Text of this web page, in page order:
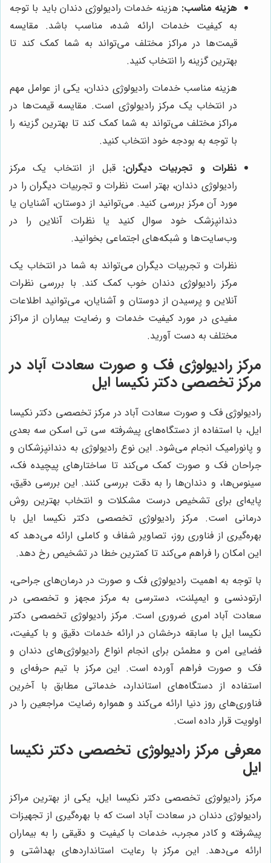
هزینه مناسب: هزینه خدمات رادیولوژی دندان باید با توجه
به کیفیت خدمات ارائه شده، مناسب باشد. مقایسه
قیمت‌ها در مراکز مختلف می‌تواند به شما کمک کند تا
بهترین گزینه را انتخاب کنید.
هزینه مناسب خدمات رادیولوژی دندان، یکی از عوامل مهم
در انتخاب یک مرکز رادیولوژی است. مقایسه قیمت‌ها در
مراکز مختلف می‌تواند به شما کمک کند تا بهترین گزینه را
با توجه به بودجه خود انتخاب کنید.
نظرات و تجربیات دیگران: قبل از انتخاب یک مرکز
رادیولوژی دندان، بهتر است نظرات و تجربیات دیگران را در
مورد آن مرکز بررسی کنید. می‌توانید از دوستان، آشنایان یا
دندانپزشک خود سوال کنید یا نظرات آنلاین را در
وب‌سایت‌ها و شبکه‌های اجتماعی بخوانید.
نظرات و تجربیات دیگران می‌تواند به شما در انتخاب یک
مرکز رادیولوژی دندان خوب کمک کند. با بررسی نظرات
آنلاین و پرسیدن از دوستان و آشنایان، می‌توانید اطلاعات
مفیدی در مورد کیفیت خدمات و رضایت بیماران از مراکز
مختلف به دست آورید.
مرکز رادیولوژی فک و صورت سعادت آباد در
مرکز تخصصی دکتر نکیسا ایل
رادیولوژی فک و صورت سعادت آباد در مرکز تخصصی دکتر نکیسا
ایل، با استفاده از دستگاه‌های پیشرفته سی تی اسکن سه بعدی
و پانورامیک انجام می‌شود. این نوع رادیولوژی به دندانپزشکان و
جراحان فک و صورت کمک می‌کند تا ساختارهای پیچیده فک،
سینوس‌ها، و دندان‌ها را به دقت بررسی کنند. این بررسی دقیق،
پایه‌ای برای تشخیص درست مشکلات و انتخاب بهترین روش
درمانی است. مرکز رادیولوژی تخصصی دکتر نکیسا ایل با
بهره‌گیری از فناوری روز، تصاویر شفاف و کاملی ارائه می‌دهد که
این امکان را فراهم می‌کند تا کمترین خطا در تشخیص رخ دهد.
با توجه به اهمیت رادیولوژی فک و صورت در درمان‌های جراحی،
ارتودنسی و ایمپلنت، دسترسی به مرکز مجهز و تخصصی در
سعادت آباد امری ضروری است. مرکز رادیولوژی تخصصی دکتر
نکیسا ایل با سابقه درخشان در ارائه خدمات دقیق و با کیفیت،
فضایی امن و مطمئن برای انجام انواع رادیولوژی‌های دندان و
فک و صورت فراهم آورده است. این مرکز با تیم حرفه‌ای و
استفاده از دستگاه‌های استاندارد، خدماتی مطابق با آخرین
فناوری‌های روز دنیا ارائه می‌کند و همواره رضایت مراجعین را در
اولویت قرار داده است.
معرفی مرکز رادیولوژی تخصصی دکتر نکیسا
ایل
مرکز رادیولوژی تخصصی دکتر نکیسا ایل، یکی از بهترین مراکز
رادیولوژی دندان در سعادت آباد است که با بهره‌گیری از تجهیزات
پیشرفته و کادر مجرب، خدمات با کیفیت و دقیقی را به بیماران
ارائه می‌دهد. این مرکز با رعایت استانداردهای بهداشتی و